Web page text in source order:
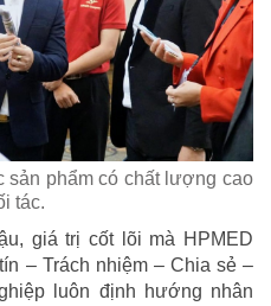
sản phẩm có chất lượng cao
tác.
giá trị cốt lõi mà HPMED
– Trách nhiệm – Chia sẻ –
luôn định hướng nhân